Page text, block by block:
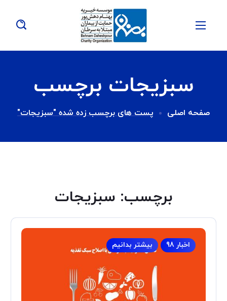
سبزیجات برچسب
صفحه اصلی پست های برچسب زده شده "سبزیجات"
برچسب: سبزیجات
اخبار 98 بیشتر بدانیم